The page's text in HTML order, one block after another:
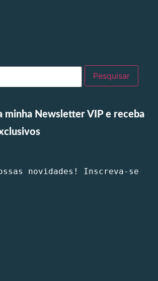
minha Newsletter VIP e receba
novidades! Inscreva-se